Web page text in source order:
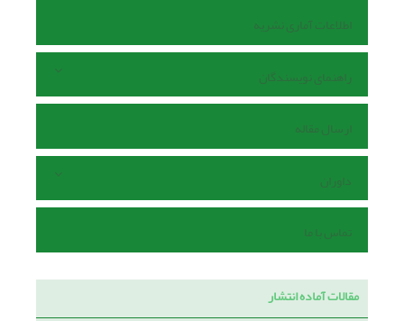
اطلاعات آماری نشریه
راهنمای نویسندگان
ارسال مقاله
داوران
تماس با ما
مقالات آماده انتشار